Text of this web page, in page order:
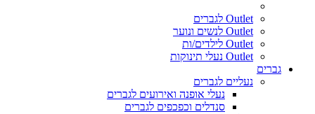
Outlet לגברים
Outlet לנשים ונוער
Outlet לילדים/ות
Outlet נעלי תינוקות
גברים
נעליים לגברים
נעלי אופנה ואירועים לגברים
סנדלים וכפכפים לגברים